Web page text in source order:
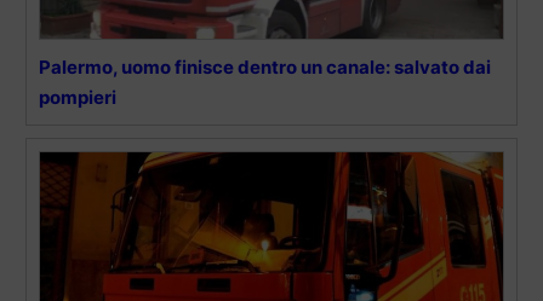
Palermo, uomo finisce dentro un canale: salvato dai
pompieri